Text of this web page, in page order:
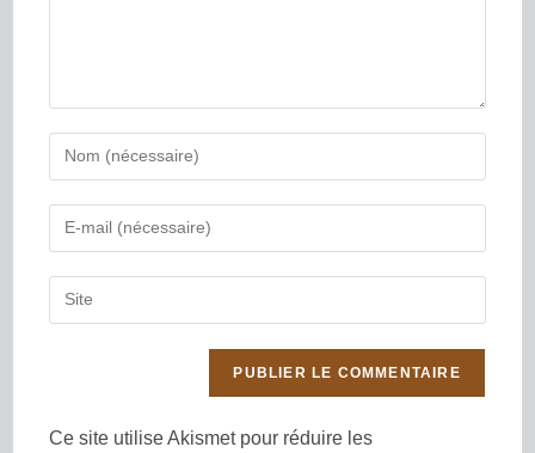
Ce site utilise Akismet pour réduire les